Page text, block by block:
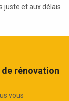
juste et aux délais
rénovation
vous